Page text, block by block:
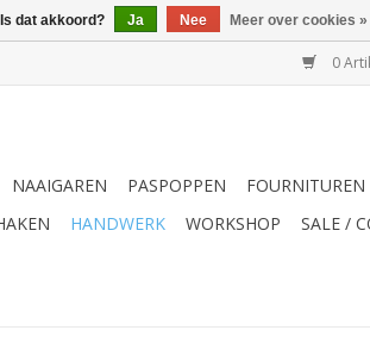
0
NAAIGAREN PASPOPPEN FOURNITUREN
HANDWERK WORKSHOP SALE /
dat akkoord? Ja Nee Meer over cookies »